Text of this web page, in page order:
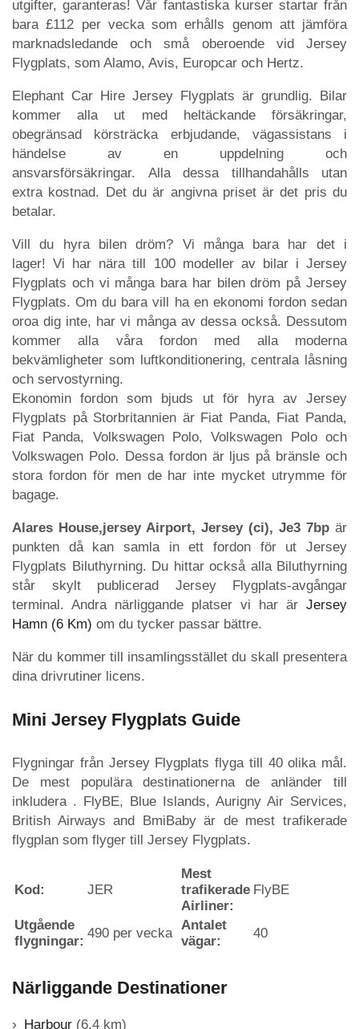
utgifter, garanteras! Vår fantastiska kurser startar från
bara £112 per vecka som erhålls genom att jämföra
marknadsledande och små oberoende vid Jersey
Flygplats, som Alamo, Avis, Europcar och Hertz.
Elephant Car Hire Jersey Flygplats är grundlig. Bilar
kommer alla ut med heltäckande försäkringar,
obegränsad körsträcka erbjudande, vägassistans i
händelse av en uppdelning och
ansvarsförsäkringar. Alla dessa tillhandahålls utan
extra kostnad. Det du är angivna priset är det pris du
betalar.
Vill du hyra bilen dröm? Vi många bara har det i
lager! Vi har nära till 100 modeller av bilar i Jersey
Flygplats och vi många bara har bilen dröm på Jersey
Flygplats. Om du bara vill ha en ekonomi fordon sedan
oroa dig inte, har vi många av dessa också. Dessutom
kommer alla våra fordon med alla moderna
bekvämligheter som luftkonditionering, centrala låsning
och servostyrning.
Ekonomin fordon som bjuds ut för hyra av Jersey
Flygplats på Storbritannien är Fiat Panda, Fiat Panda,
Fiat Panda, Volkswagen Polo, Volkswagen Polo och
Volkswagen Polo. Dessa fordon är ljus på bränsle och
stora fordon för men de har inte mycket utrymme för
bagage.
Alares House,jersey Airport, Jersey (ci), Je3 7bp är
punkten då kan samla in ett fordon för ut Jersey
Flygplats Biluthyrning. Du hittar också alla Biluthyrning
står skylt publicerad Jersey Flygplats-avgångar
terminal. Andra närliggande platser vi har är Jersey
Hamn (6 Km) om du tycker passar bättre.
När du kommer till insamlingsstället du skall presentera
dina drivrutiner licens.
Mini Jersey Flygplats Guide
Flygningar från Jersey Flygplats flyga till 40 olika mål.
De mest populära destinationerna de anländer till
inkludera . FlyBE, Blue Islands, Aurigny Air Services,
British Airways and BmiBaby är de mest trafikerade
flygplan som flyger till Jersey Flygplats.
Kod: JER
Mest
trafikerade
Airliner:
FlyBE
Utgående
flygningar:
490 per vecka
Antalet
vägar:
40
Närliggande Destinationer
Harbour (6,4 km)